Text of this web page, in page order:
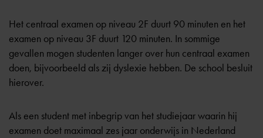
Het centraal examen op niveau 2F duurt 90 minuten en het
examen op niveau 3F duurt 120 minuten. In sommige
gevallen mogen studenten langer over hun centraal examen
doen, bijvoorbeeld als zij dyslexie hebben. De school besluit
hierover.
Als een student met inbegrip van het studiejaar waarin hij
examen doet maximaal zes jaar onderwijs in Nederland